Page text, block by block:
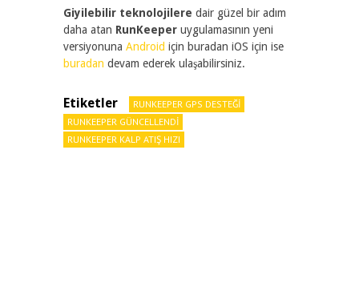
Giyilebilir teknolojilere dair güzel bir adım
daha atan RunKeeper uygulamasının yeni
versiyonuna Android için buradan iOS için ise
buradan devam ederek ulaşabilirsiniz.
Etiketler
RUNKEEPER GPS DESTEĞI
RUNKEEPER GÜNCELLENDI
RUNKEEPER KALP ATIŞ HIZI